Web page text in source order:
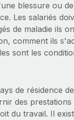
blessure ou
Les salariés
de maladie ils
comment ils
sont les
de résidence
des prestations
du travail. Il